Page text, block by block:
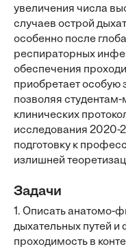
увеличения числа
случаев острой
особенно после
респираторных
обеспечения
приобретает особую
позволяя
клинических
исследования 2020-
подготовку к
излишней
Задачи
1. Описать анатомо-
дыхательных путей
проходимость в